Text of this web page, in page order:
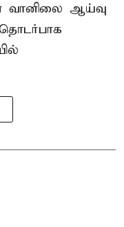
வானிலை ஆய்வு